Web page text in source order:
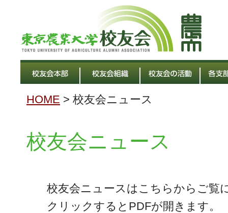
HOME > 校友会ニュース
校友会ニュース
校友会ニュースはこちらからご覧
クリックするとPDFが開きます。